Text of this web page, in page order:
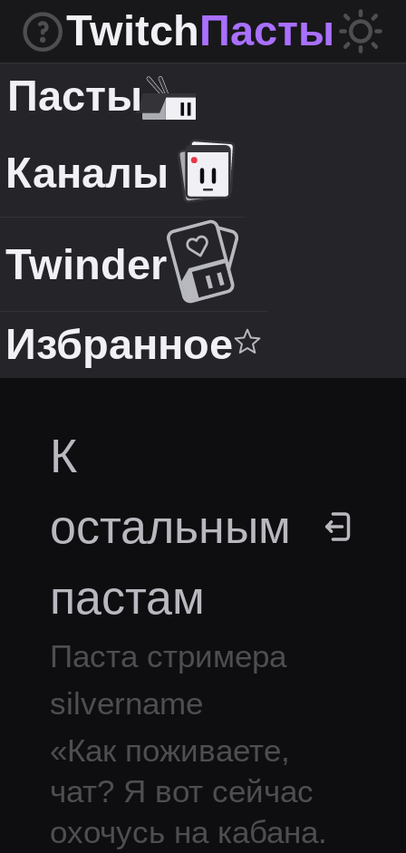
TwitchПасты
Пасты
Каналы
Twinder
Избранное
К
остальным
пастам
Паста стримера
silvername
«Как поживаете,
чат? Я вот сейчас
охочусь на кабана.